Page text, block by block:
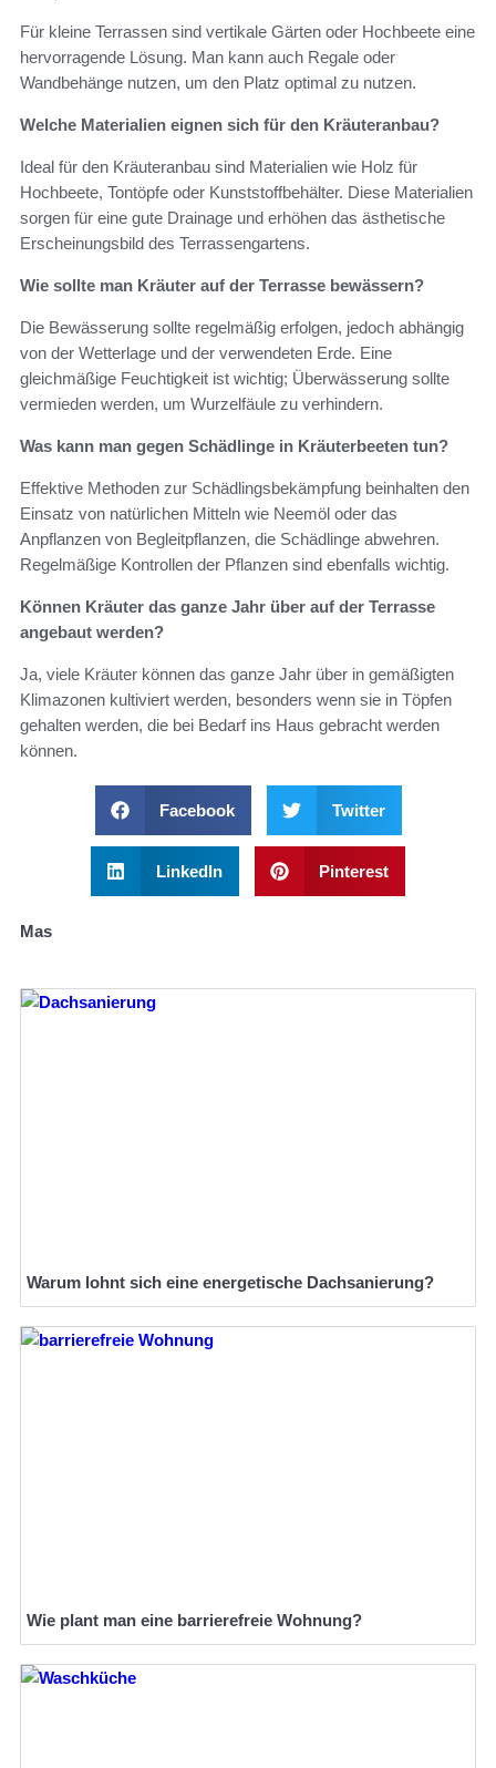
Für kleine Terrassen sind vertikale Gärten oder Hochbeete eine
hervorragende Lösung. Man kann auch Regale oder
Wandbehänge nutzen, um den Platz optimal zu nutzen.
Welche Materialien eignen sich für den Kräuteranbau?
Ideal für den Kräuteranbau sind Materialien wie Holz für
Hochbeete, Tontöpfe oder Kunststoffbehälter. Diese Materialien
sorgen für eine gute Drainage und erhöhen das ästhetische
Erscheinungsbild des Terrassengartens.
Wie sollte man Kräuter auf der Terrasse bewässern?
Die Bewässerung sollte regelmäßig erfolgen, jedoch abhängig
von der Wetterlage und der verwendeten Erde. Eine
gleichmäßige Feuchtigkeit ist wichtig; Überwässerung sollte
vermieden werden, um Wurzelfäule zu verhindern.
Was kann man gegen Schädlinge in Kräuterbeeten tun?
Effektive Methoden zur Schädlingsbekämpfung beinhalten den
Einsatz von natürlichen Mitteln wie Neemöl oder das
Anpflanzen von Begleitpflanzen, die Schädlinge abwehren.
Regelmäßige Kontrollen der Pflanzen sind ebenfalls wichtig.
Können Kräuter das ganze Jahr über auf der Terrasse
angebaut werden?
Ja, viele Kräuter können das ganze Jahr über in gemäßigten
Klimazonen kultiviert werden, besonders wenn sie in Töpfen
gehalten werden, die bei Bedarf ins Haus gebracht werden
können.
Facebook Twitter
LinkedIn Pinterest
Mas
Warum lohnt sich eine energetische Dachsanierung?
Wie plant man eine barrierefreie Wohnung?